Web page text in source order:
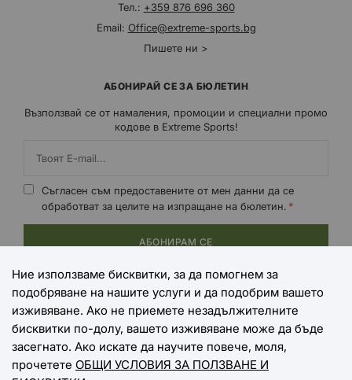
Тел.: +359 876 696 360
Email: Office@extreme-sports.bg
Пишете ни >
АБОНИРАЙ СЕ ЗА БЮЛЕТИН
Възползвай се от намаления, промоции и специални промо
кодове в Extreme Sports!
Съгласен съм предоставените от мен данни да се
обработват за целите на изпращане на бюлетин.
АБОНИРАМ СЕ
НАЧИНИ НА ПЛАЩАНЕ
НАЧИНИ НА ДОСТАВКА
Ние използваме бисквитки, за да помогнем за
подобряване на нашите услуги и да подобрим вашето
изживяване. Ако не приемете незадължителните
бисквитки по-долу, вашето изживяване може да бъде
засегнато. Ако искате да научите повече, моля,
прочетете ОБЩИ УСЛОВИЯ ЗА ПОЛЗВАНЕ И